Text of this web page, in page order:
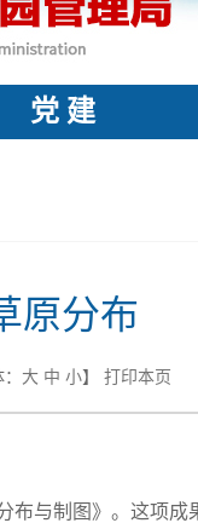
党 建
原分布
大 中 小】 打印本页
与制图》。这项成